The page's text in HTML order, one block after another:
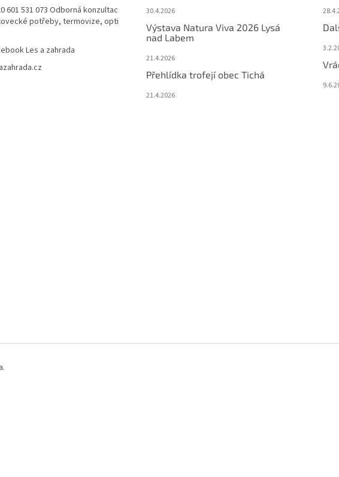
601 531 073 Odborná konzultac
potřeby, termovize, opti
Les a zahrada
30.4.2026
Výstava Natura Viva 2026 Lysá
nad Labem
21.4.2026
Přehlídka trofejí obec Tichá
21.4.2026